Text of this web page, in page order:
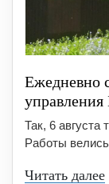
Ежедневно
Так, 6 августа
Работы
Читать далее